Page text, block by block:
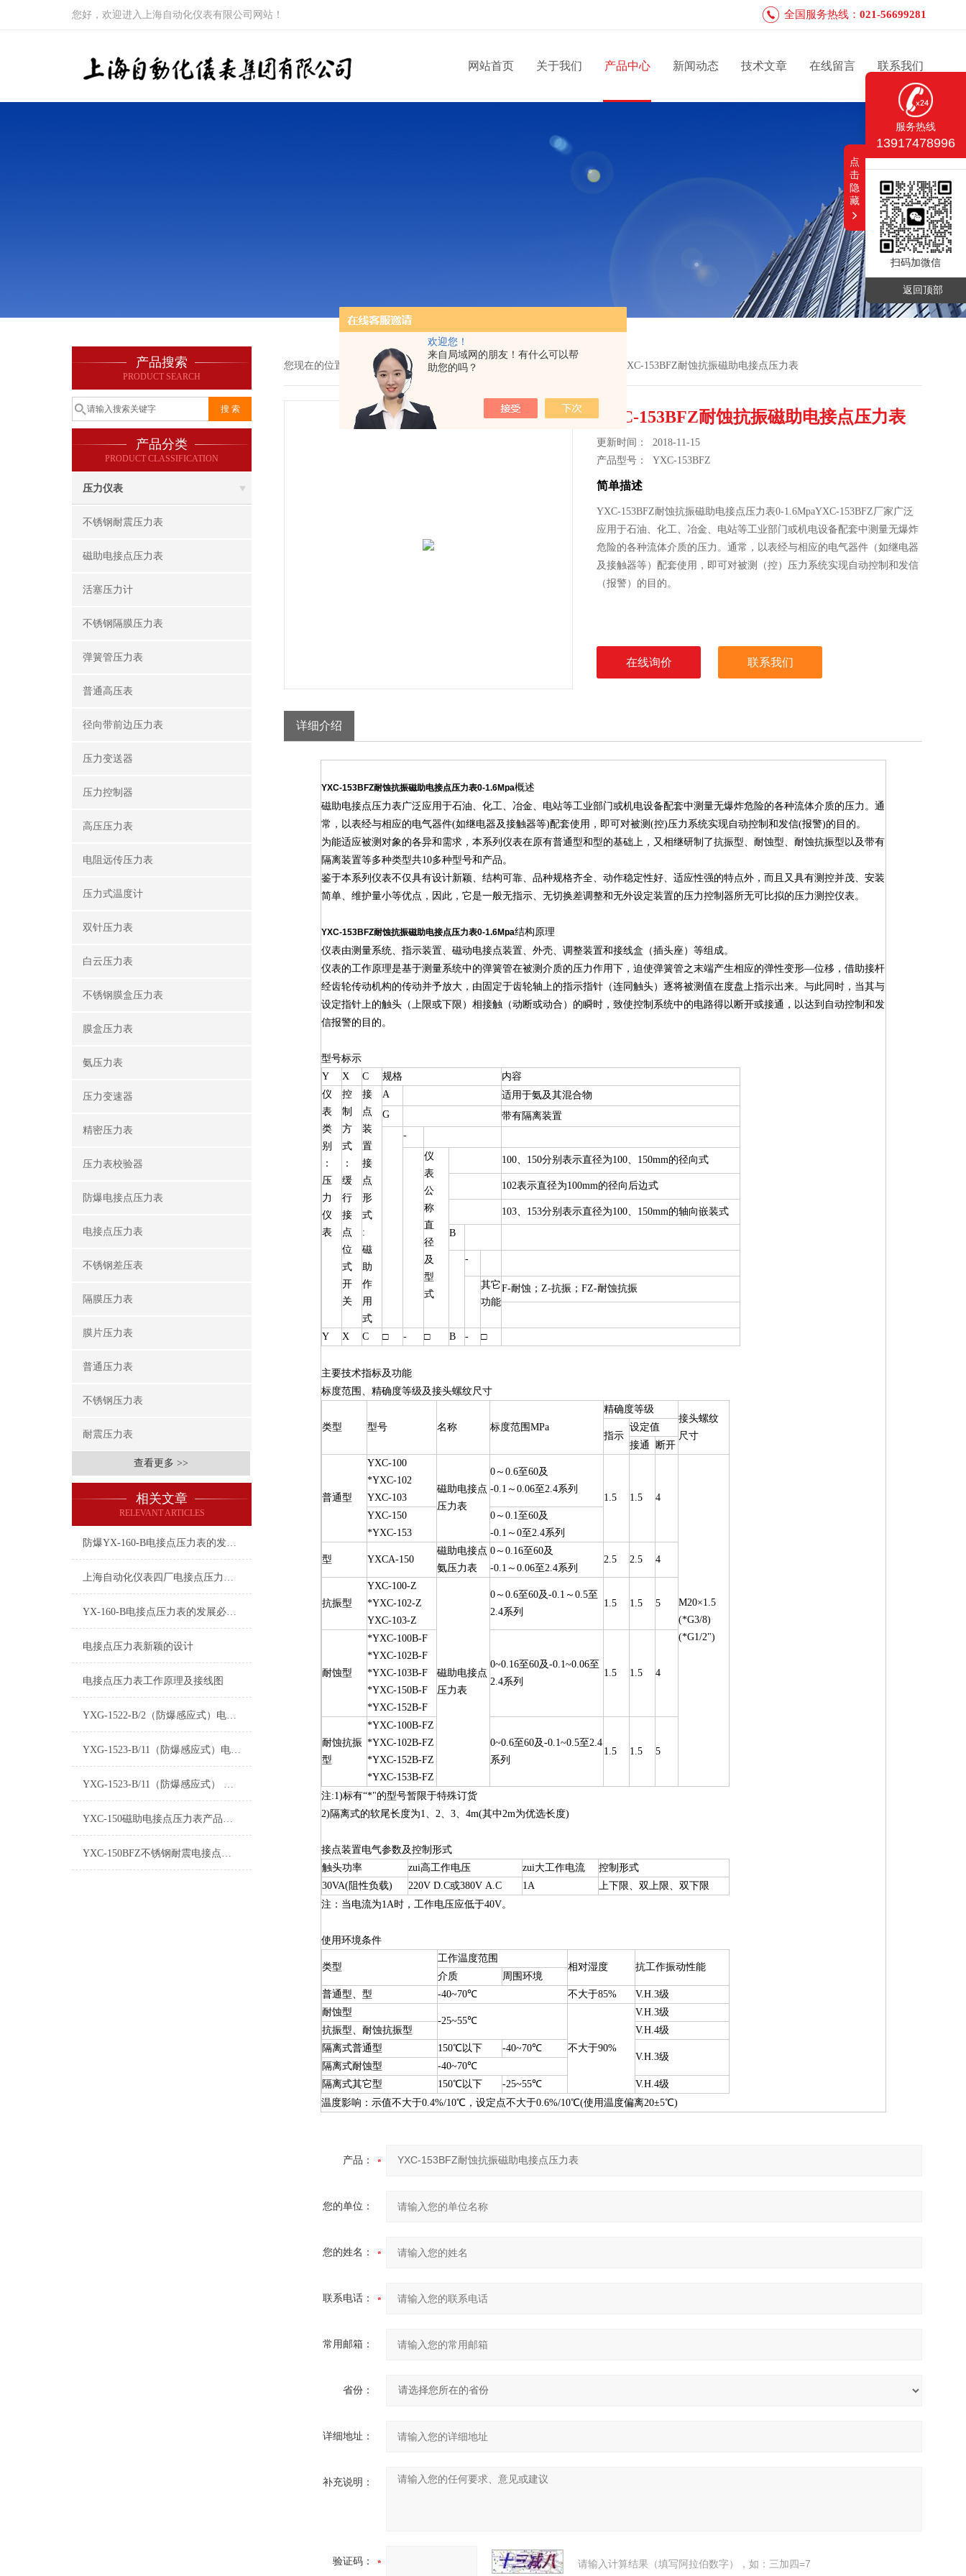
欢迎您！
来自局域网的朋友！有什么可以帮
助您的吗？
您好，欢迎进入上海自动化仪表有限公司网站！ 全国服务热线： 021-56699281
网站首页 关于我们 产品中心 新闻动态 技术文章 在线留言 联系我们
产品搜索
PRODUCT SEARCH
产品分类
PRODUCT CLASSIFICATION
压力仪表
不锈钢耐震压力表
磁助电接点压力表
活塞压力计
不锈钢隔膜压力表
弹簧管压力表
普通高压表
径向带前边压力表
压力变送器
压力控制器
高压压力表
电阻远传压力表
压力式温度计
双针压力表
白云压力表
不锈钢膜盒压力表
膜盒压力表
氨压力表
压力变速器
精密压力表
压力表校验器
防爆电接点压力表
电接点压力表
不锈钢差压表
隔膜压力表
膜片压力表
普通压力表
不锈钢压力表
耐震压力表
查看更多 >>
相关文章
RELEVANT ARTICLES
防爆YX-160-B电接点压力表的发展必须适应新环境
上海自动化仪表四厂电接点压力表结构原理和相关问题处理
YX-160-B电接点压力表的发展必须适应新环境
电接点压力表新颖的设计
电接点压力表工作原理及接线图
YXG-1522-B/2（防爆感应式）电接点压力表
YXG-1523-B/11（防爆感应式）电接点压力表
YXG-1523-B/11（防爆感应式） 电接点压力表
YXC-150磁助电接点压力表产品介绍
YXC-150BFZ不锈钢耐震电接点压力表产品介绍
您现在的位置： 首页 > 产品中心 >压力仪表 > YXC-153BFZYXC-153BFZ耐蚀抗振磁助电接点压力表
YXC-153BFZ耐蚀抗振磁助电接点压力表
更新时间： 2018-11-15
产品型号：YXC-153BFZ
简单描述
YXC-153BFZ耐蚀抗振磁助电接点压力表0-1.6MpaYXC-153BFZ厂家广泛
应用于石油、化工、冶金、电站等工业部门或机电设备配套中测量无爆炸
危险的各种流体介质的压力。通常，以表经与相应的电气器件（如继电器
及接触器等）配套使用，即可对被测（控）压力系统实现自动控制和发信
（报警）的目的。
在线询价 联系我们
详细介绍
YXC-153BFZ耐蚀抗振磁助电接点压力表0-1.6Mpa概述
磁助电接点压力表广泛应用于石油、化工、冶金、电站等工业部门或机电设备配套中测量无爆炸危险的各种流体介质的压力。通
常，以表经与相应的电气器件(如继电器及接触器等)配套使用，即可对被测(控)压力系统实现自动控制和发信(报警)的目的。
为能适应被测对象的各异和需求，本系列仪表在原有普通型和型的基础上，又相继研制了抗振型、耐蚀型、耐蚀抗振型以及带有
隔离装置等多种类型共10多种型号和产品。
鉴于本系列仪表不仅具有设计新颖、结构可靠、品种规格齐全、动作稳定性好、适应性强的特点外，而且又具有测控并茂、安装
简单、维护量小等优点，因此，它是一般无指示、无切换差调整和无外设定装置的压力控制器所无可比拟的压力测控仪表。
YXC-153BFZ耐蚀抗振磁助电接点压力表0-1.6Mpa结构原理
仪表由测量系统、指示装置、磁动电接点装置、外壳、调整装置和接线盒（插头座）等组成。
仪表的工作原理是基于测量系统中的弹簧管在被测介质的压力作用下，迫使弹簧管之末端产生相应的弹性变形—位移，借助接杆
经齿轮传动机构的传动并予放大，由固定于齿轮轴上的指示指针（连同触头）逐将被测值在度盘上指示出来。与此同时，当其与
设定指针上的触头（上限或下限）相接触（动断或动合）的瞬时，致使控制系统中的电路得以断开或接通，以达到自动控制和发
信报警的目的。
型号标示
Y
X C 规格
内容
仪
表
类
别
：
压
力
仪
表
控
制
方
式
：
缓
行
接
点
位
式
开
关
接
点
装
置
接
点
形
式
:
磁
助
作
用
式
A
适用于氨及其混合物
G
带有隔离装置
-
仪
表
公
称
直
径
及
型
式
100、150分别表示直径为100、150mm的径向式
102表示直径为100mm的径向后边式
103、153分别表示直径为100、150mm的轴向嵌装式
B
-
其它
功能
F-耐蚀；Z-抗振；FZ-耐蚀抗振
Y X C □ - □ B - □
主要技术指标及功能
标度范围、精确度等级及接头螺纹尺寸
类型 型号 名称 标度范围MPa
精确度等级
接头螺纹
尺寸
指示
设定值
接通
断开
普通型
YXC-100
*YXC-102
YXC-103
磁助电接点
压力表
0～ 0.6至60及
-0.1～0.06至2.4系列
1.5
1.5 4
M20×1.5
(*G3/8)
(*G1/2")
YXC-150
*YXC-153
0～0.1至60及
-0.1～0至2.4系列
型 YXCA-150
磁助电接点
氨压力表
0～0.16至60及
-0.1～0.06至2.4系列
2.5 2.5 4
抗振型
YXC-100-Z
*YXC-102-Z
YXC-103-Z
磁助电接点
压力表
0～0.6至60及-0.1～0.5至
2.4系列
1.5 1.5 5
耐蚀型
*YXC-100B-F
*YXC-102B-F
*YXC-103B-F
*YXC-150B-F
*YXC-152B-F
0~0.16至60及-0.1~0.06至
2.4系列
1.5 1.5 4
耐蚀抗振
型
*YXC-100B-FZ
*YXC-102B-FZ
*YXC-152B-FZ
*YXC-153B-FZ
0~0.6至60及-0.1~0.5至2.4
系列
1.5 1.5 5
注:1)标有“*"的型号暂限于特殊订货
2)隔离式的软尾长度为1、2、3、4m(其中2m为优选长度)
接点装置电气参数及控制形式
触头功率
zui高工作电压 zui大工作电流
控制形式
30VA(阻性负载)
220V D.C或380V A.C 1A
上下限、双上限、双下限
注：当电流为1A时，工作电压应低于40V。
使用环境条件
类型
工作温度范围
相对湿度
抗工作振动性能
介质
周围环境
普通型、型
-40~70℃ 不大于85%
V.H.3级
耐蚀型
-25~55℃
不大于90%
V.H.3级
抗振型、耐蚀抗振型
V.H.4级
隔离式普通型
150℃以下 -40~70℃
V.H.3级
隔离式耐蚀型
-40~70℃
隔离式其它型
150℃以下 -25~55℃
V.H.4级
温度影响：示值不大于0.4%/10℃，设定点不大于0.6%/10℃(使用温度偏离20±5℃)
产品：
您的单位：
您的姓名：
联系电话：
常用邮箱：
省份：
详细地址：
补充说明：
验证码： 请输入计算结果（填写阿拉伯数字），如：三加四=7
服务热线
13917478996
扫码加微信
返回顶部
点
击
隐
藏